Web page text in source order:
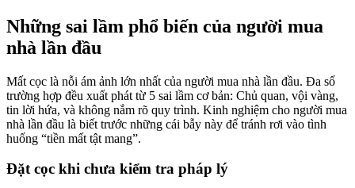
Những sai lầm phổ biến của người mua
nhà lần đầu
Mất cọc là nỗi ám ảnh lớn nhất của người mua nhà lần đầu. Đa số
trường hợp đều xuất phát từ 5 sai lầm cơ bản: Chủ quan, vội vàng,
tin lời hứa, và không nắm rõ quy trình. Kinh nghiệm cho người mua
nhà lần đầu là biết trước những cái bẫy này để tránh rơi vào tình
huống “tiền mất tật mang”.
Đặt cọc khi chưa kiểm tra pháp lý